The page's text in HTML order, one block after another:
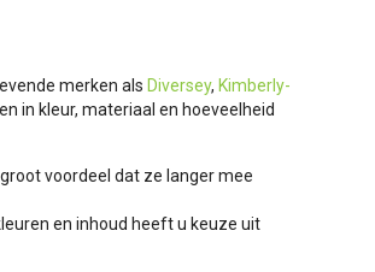
merken als Diversey, Kimberly-
in kleur, materiaal en hoeveelheid
voordeel dat ze langer mee
en inhoud heeft u keuze uit